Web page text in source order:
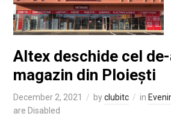
Altex deschide cel
magazin din Ploiești
December 2, 2021 byclubitc in
are Disabled